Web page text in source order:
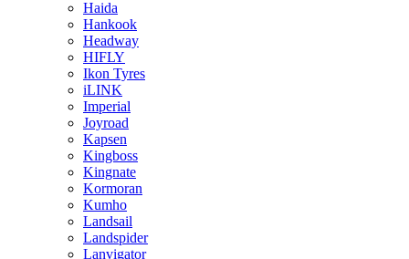
Haida
Hankook
Headway
HIFLY
Ikon Tyres
iLINK
Imperial
Joyroad
Kapsen
Kingboss
Kingnate
Kormoran
Kumho
Landsail
Landspider
Lanvigator